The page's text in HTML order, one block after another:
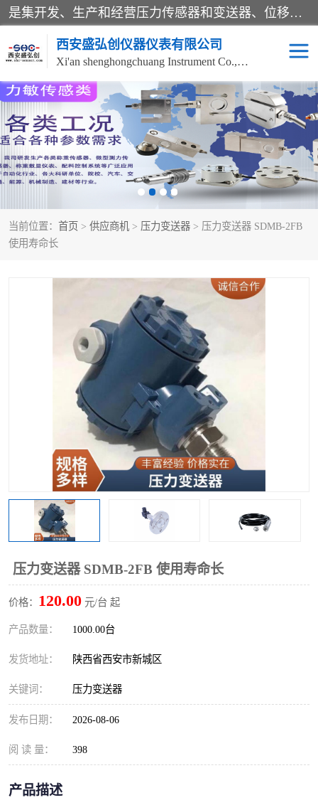
是集开发、生产和经营压力传感器和变送器、位移传感器和变送器、流量传感器和变送器、称重传感器和变送器、测力传感器和变送器、温湿度传感器和变送器、扭矩传感器、智能数显控制仪表等产品的化高新技术企业。
西安盛弘创仪器仪表有限公司
Xi'an shenghongchuang Instrument Co., Ltd
当前位置： 首页 > 供应商机 > 压力变送器 > 压力变送器 SDMB-2FB
使用寿命长
压力变送器 SDMB-2FB 使用寿命长
价格： 120.00 元/台 起
产品数量： 1000.00台
发货地址： 陕西省西安市新城区
关键词： 压力变送器
发布日期： 2026-08-06
阅 读 量： 398
产品描述
称重传感器 超声波流量计
压力变送器 通用型压力变送器
流量计
位移传感器 差压变送器